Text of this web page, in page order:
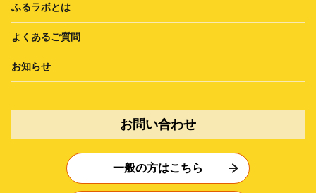
ふるラボとは
よくあるご質問
お知らせ
お問い合わせ
一般の方はこちら